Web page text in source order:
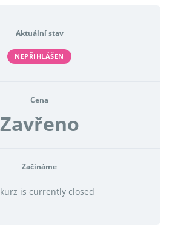
Aktuální stav
NEPŘIHLÁŠEN
Cena
Zavřeno
Začínáme
is currently closed